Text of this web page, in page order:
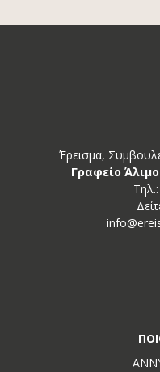
Έρεισμα,
Γραφείο